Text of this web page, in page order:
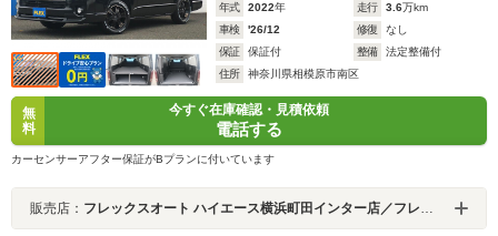
年式 2022年 走行 3.6万km
車検
'26/12 修復
なし
保証
保証付 整備
法定整備付
住所
神奈川県相模原市南区
無
料
今すぐ在庫確認・見積依頼
電話する
カーセンサーアフター保証がBプランに付いています
販売店： フレックスオート ハイエース横浜町田インター店／フレックスオート株式会社